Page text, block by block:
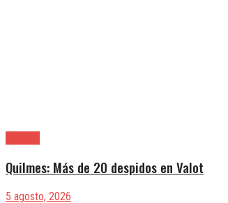
Quilmes: Más de 20 despidos en Valot
5 agosto, 2026